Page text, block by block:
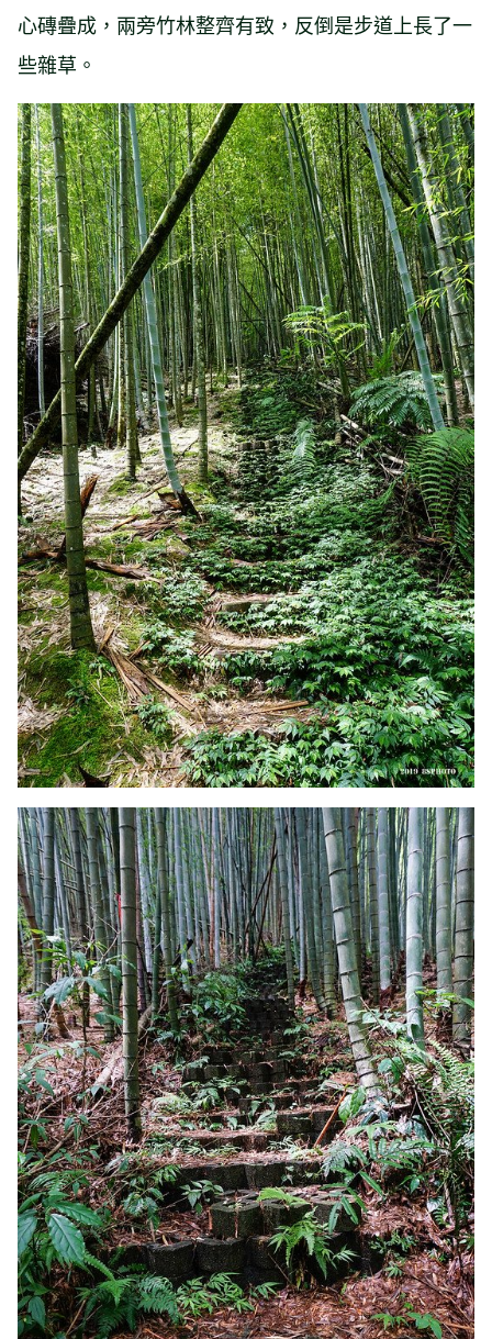
心磚疊成，兩旁竹林整齊有致，反倒是步道上長了一
些雜草。